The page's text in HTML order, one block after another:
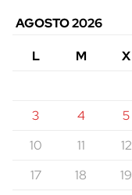
AGOSTO 2026
L
M X
3
4 5
10
11 12
17
18 19